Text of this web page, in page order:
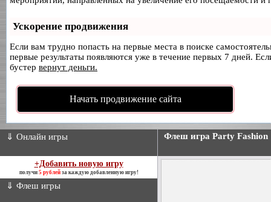
Ускорение продвижения
Если вам трудно попасть на первые места в поиске
первые результаты появляются уже в течение первых 7 дней.
бустер вернут деньги.
Начать продвижение сайта
⇓ Онлайн игры
+Добавить новую игру
получи 5 рублейза каждую добавленную игру!
⇓ Флеш игры
Флеш игра Party Fashion